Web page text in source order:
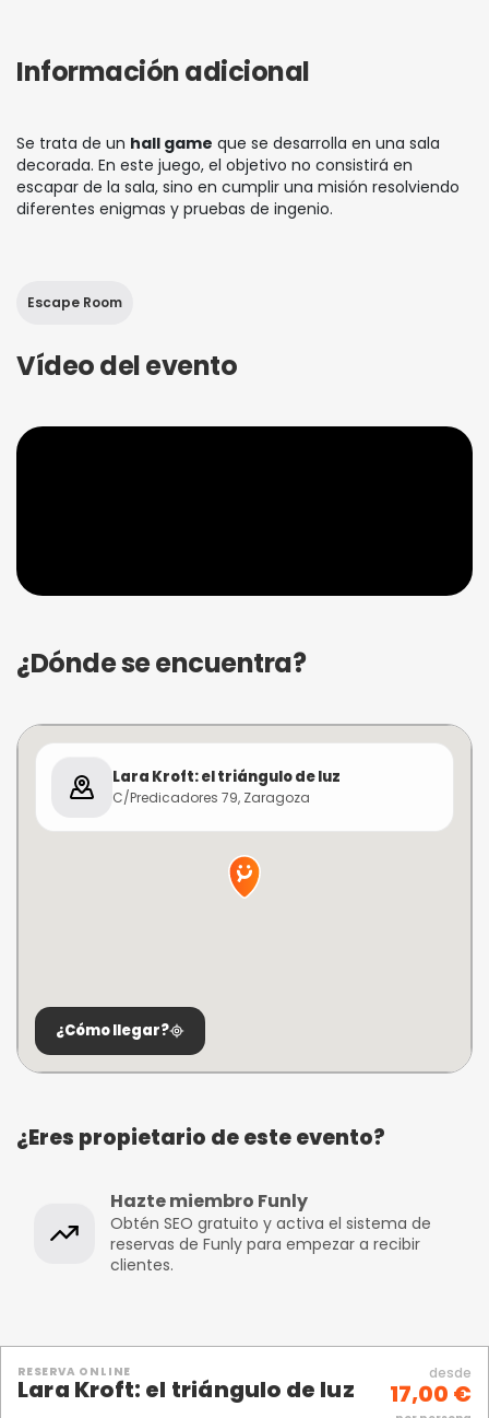
Información adicional
Se trata de un hall game que se desarrolla en una sala
decorada. En este juego, el objetivo no consistirá en
escapar de la sala, sino en cumplir una misión resolviendo
diferentes enigmas y pruebas de ingenio.
Escape Room
Vídeo del evento
¿Dónde se encuentra?
Lara Kroft: el triángulo de luz
C/Predicadores 79, Zaragoza
¿Cómo llegar?
¿Eres propietario de este evento?
Hazte miembro Funly
Obtén SEO gratuito y activa el sistema de
reservas de Funly para empezar a recibir
clientes.
RESERVA ONLINE
Lara Kroft: el triángulo de luz
desde
17,00 €